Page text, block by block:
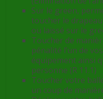
Sur le green,
toucher le
ou laissé sur le
Toucher de
pénalité l’un de
équipement ainsi
personne (R 11.1)
Toucher votre
un coup de